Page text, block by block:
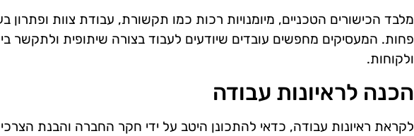
מלבד הכישורים הטכניים, מיומנויות רכות כמו תקשורת, עבודת צוות ופתרון
פחות. המעסיקים מחפשים עובדים שיודעים לעבוד בצורה שיתופית ולתקשר
ולקוחות.
הכנה לראיונות עבודה
לקראת ראיונות עבודה, כדאי להתכונן היטב על ידי חקר החברה והבנת